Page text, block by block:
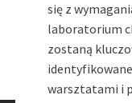
się z
laboratorium
zostaną
warsztatami i